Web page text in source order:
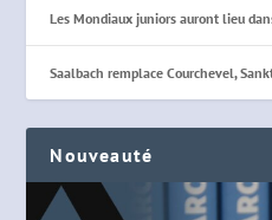
Les Mondiaux juniors auront lieu
Saalbach remplace Courchevel,
Nouveauté